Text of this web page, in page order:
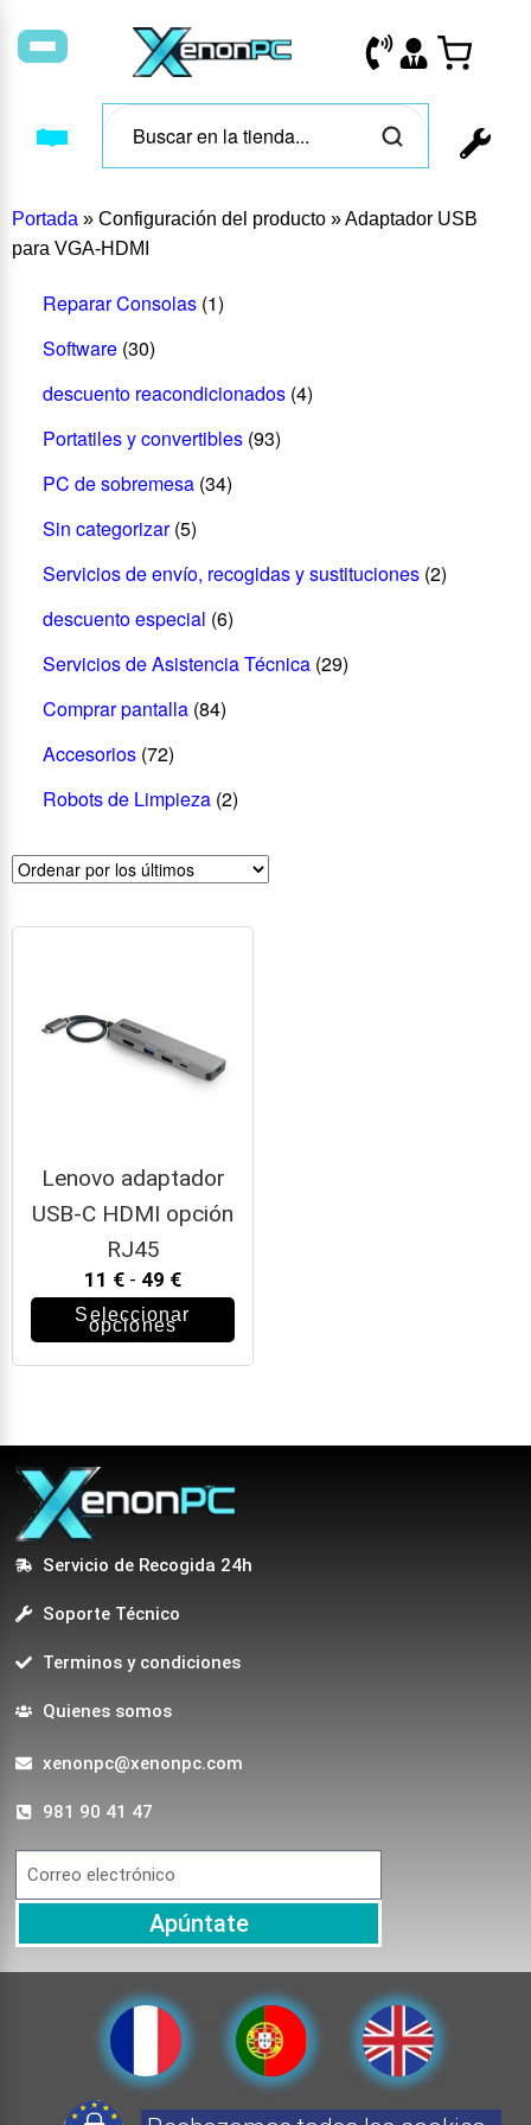
Portada » Configuración del producto »Adaptador USB
para VGA-HDMI
Reparar Consolas (1)
Software (30)
descuento reacondicionados (4)
Portatiles y convertibles (93)
PC de sobremesa (34)
Sin categorizar (5)
Servicios de envío, recogidas y sustituciones (2)
descuento especial (6)
Servicios de Asistencia Técnica (29)
Comprar pantalla (84)
Accesorios (72)
Robots de Limpieza (2)
Lenovo adaptador
USB-C HDMI opción
RJ45
11 € - 49 €
Seleccionar
opciones
Servicio de Recogida 24h
Soporte Técnico
Terminos y condiciones
Quienes somos
xenonpc@xenonpc.com
981 90 41 47
Apúntate